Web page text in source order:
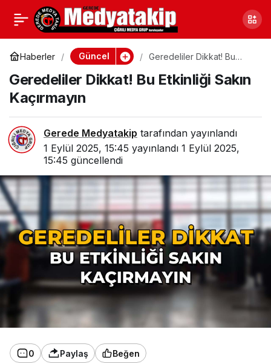
Haberler Güncel
Geredeliler Dikkat! Bu
Geredeliler Dikkat! Bu Etkinliği Sakın
Kaçırmayın
Gerede Medyatakip tarafından yayınlandı
1 Eylül 2025, 15:45 yayınlandı 1 Eylül 2025,
15:45 güncellendi
0 Paylaş Beğen
Bolu Atatürk Stadı’nda
Geri Sayım Başladı
Paylaş